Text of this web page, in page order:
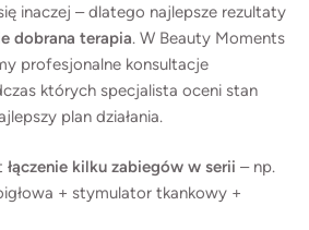
inaczej – dlatego najlepsze rezultaty
dobrana terapia. W Beauty Moments
profesjonalne konsultacje
których specjalista oceni stan
plan działania.
łączenie kilku zabiegów w serii – np.
+ stymulator tkankowy +